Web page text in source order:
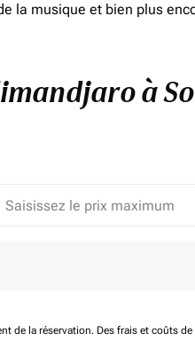
la musique et bien plus
à
de la réservation. Des frais et coûts